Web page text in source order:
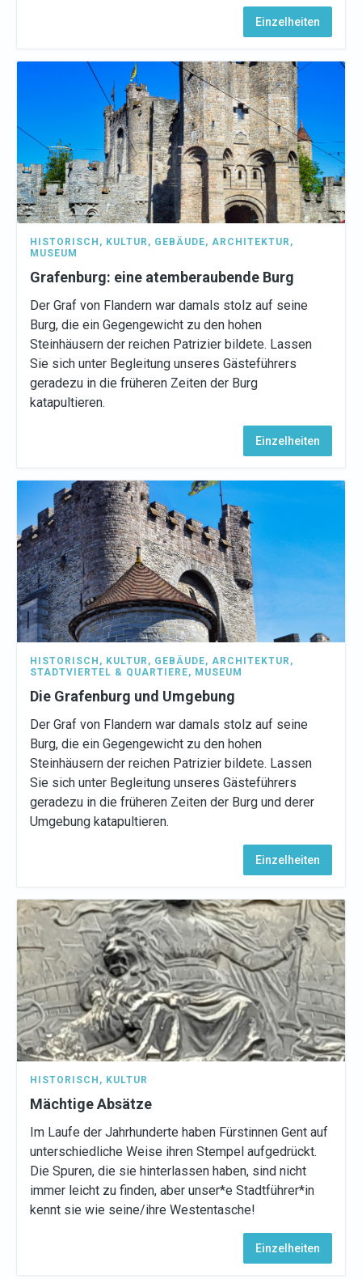
Einzelheiten
HISTORISCH , KULTUR , GEBÄUDE, ARCHITEKTUR ,
MUSEUM
Grafenburg: eine atemberaubende Burg
Der Graf von Flandern war damals stolz auf seine
Burg, die ein Gegengewicht zu den hohen
Steinhäusern der reichen Patrizier bildete. Lassen
Sie sich unter Begleitung unseres Gästeführers
geradezu in die früheren Zeiten der Burg
katapultieren.
Einzelheiten
HISTORISCH , KULTUR , GEBÄUDE, ARCHITEKTUR ,
STADTVIERTEL & QUARTIERE, MUSEUM
Die Grafenburg und Umgebung
Der Graf von Flandern war damals stolz auf seine
Burg, die ein Gegengewicht zu den hohen
Steinhäusern der reichen Patrizier bildete. Lassen
Sie sich unter Begleitung unseres Gästeführers
geradezu in die früheren Zeiten der Burg und derer
Umgebung katapultieren.
Einzelheiten
HISTORISCH , KULTUR
Mächtige Absätze
Im Laufe der Jahrhunderte haben Fürstinnen Gent auf
unterschiedliche Weise ihren Stempel aufgedrückt.
Die Spuren, die sie hinterlassen haben, sind nicht
immer leicht zu finden, aber unser*e Stadtführer*in
kennt sie wie seine/ihre Westentasche!
Einzelheiten